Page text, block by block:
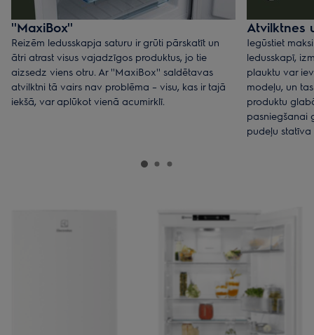
''MaxiBox''
Reizēm ledusskapja saturu ir grūti pārskatīt un
ātri atrast visus vajadzīgos produktus, jo tie
aizsedz viens otru. Ar ''MaxiBox'' saldētavas
atvilktni tā vairs nav problēma – visu, kas ir tajā
iekšā, var aplūkot vienā acumirklī.
Atvilktnes
Iegūstiet
ledusskapī,
plauktu var
modeļu, un
produktu
pasniegšanai
pudeļu